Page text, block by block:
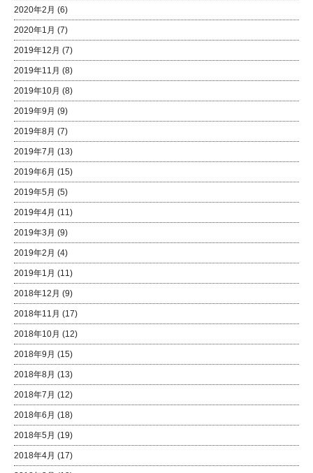
2020年2月 (6)
2020年1月 (7)
2019年12月 (7)
2019年11月 (8)
2019年10月 (8)
2019年9月 (9)
2019年8月 (7)
2019年7月 (13)
2019年6月 (15)
2019年5月 (5)
2019年4月 (11)
2019年3月 (9)
2019年2月 (4)
2019年1月 (11)
2018年12月 (9)
2018年11月 (17)
2018年10月 (12)
2018年9月 (15)
2018年8月 (13)
2018年7月 (12)
2018年6月 (18)
2018年5月 (19)
2018年4月 (17)